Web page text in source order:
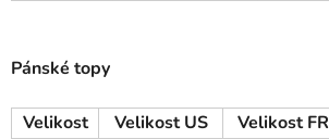
Pánské topy
Velikost Velikost US Velikost FR